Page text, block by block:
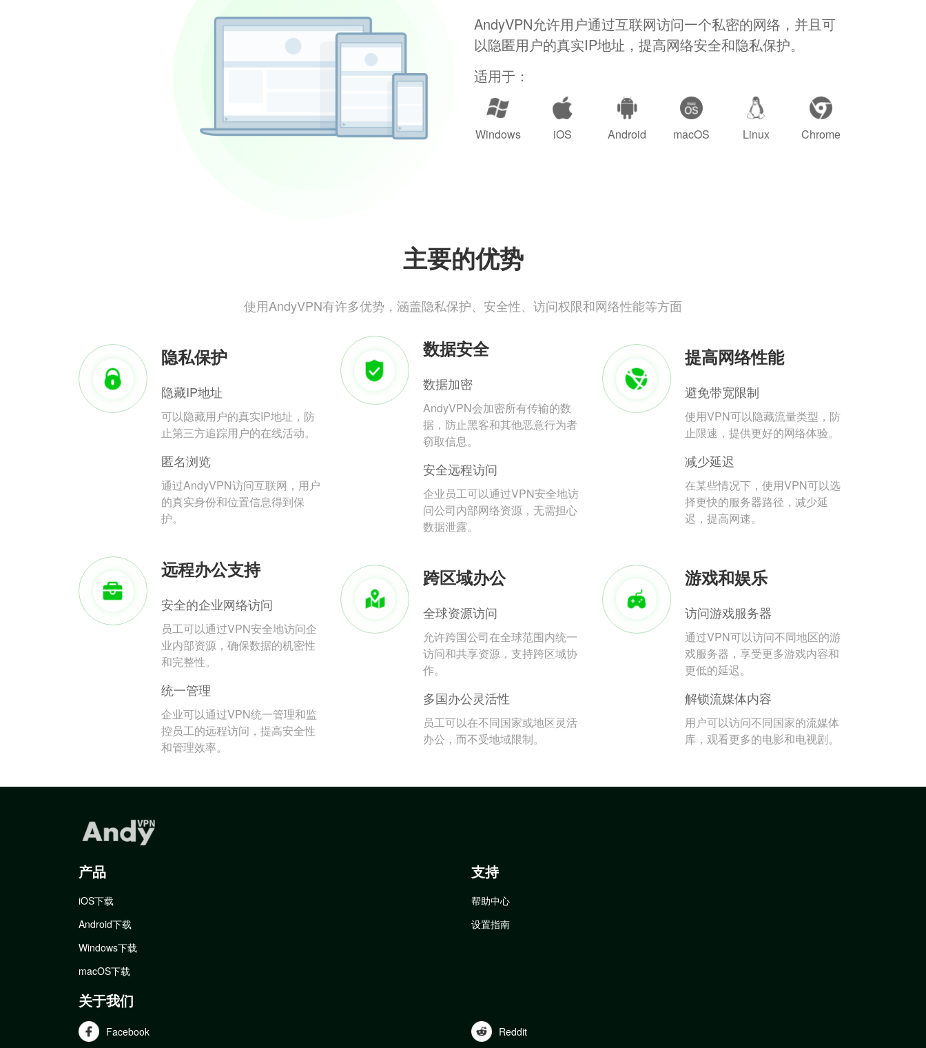
AndyVPN允许用户通过互联网访问一个私密的网络，并且可
以隐匿用户的真实IP地址，提高网络安全和隐私保护。
适用于：
Windows iOS Android macOS Linux Chrome
主要的优势
使用AndyVPN有许多优势，涵盖隐私保护、安全性、访问权限和网络性能等方面
隐私保护
隐藏IP地址
可以隐藏用户的真实IP地址，防
止第三方追踪用户的在线活动。
匿名浏览
通过AndyVPN访问互联网，用户
的真实身份和位置信息得到保
护。
数据安全
数据加密
AndyVPN会加密所有传输的数
据，防止黑客和其他恶意行为者
窃取信息。
安全远程访问
企业员工可以通过VPN安全地访
问公司内部网络资源，无需担心
数据泄露。
提高网络性能
避免带宽限制
使用VPN可以隐藏流量类型，防
止限速，提供更好的网络体验。
减少延迟
在某些情况下，使用VPN可以选
择更快的服务器路径，减少延
迟，提高网速。
远程办公支持
安全的企业网络访问
员工可以通过VPN安全地访问企
业内部资源，确保数据的机密性
和完整性。
统一管理
企业可以通过VPN统一管理和监
控员工的远程访问，提高安全性
和管理效率。
跨区域办公
全球资源访问
允许跨国公司在全球范围内统一
访问和共享资源，支持跨区域协
作。
多国办公灵活性
员工可以在不同国家或地区灵活
办公，而不受地域限制。
游戏和娱乐
访问游戏服务器
通过VPN可以访问不同地区的游
戏服务器，享受更多游戏内容和
更低的延迟。
解锁流媒体内容
用户可以访问不同国家的流媒体
库，观看更多的电影和电视剧。
产品
iOS下载
Android下载
Windows下载
macOS下载
支持
帮助中心
设置指南
关于我们
Facebook Reddit